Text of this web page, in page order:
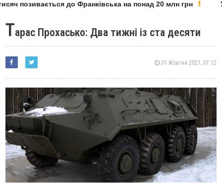
позивається до Франківська на понад 20 млн грн У
Тарас Прохасько: Два тижні із ста десяти
31 Жовтня 2021, 07:12